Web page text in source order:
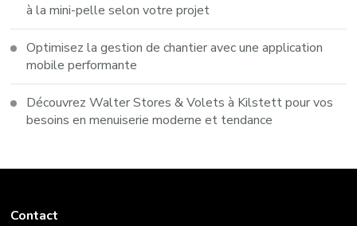
à la mini-pelle selon votre projet
Optimisez la gestion de chantier avec une application
mobile performante
Découvrez Walter Stores & Volets à Kilstett pour vos
besoins en menuiserie moderne et tendance
Contact